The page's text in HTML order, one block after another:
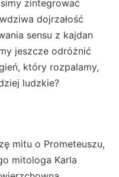
zintegrować
dojrzałość
sensu z kajdan
jeszcze odróżnić
który rozpalamy,
ludzkie?
mitu o Prometeuszu,
mitologa Karla